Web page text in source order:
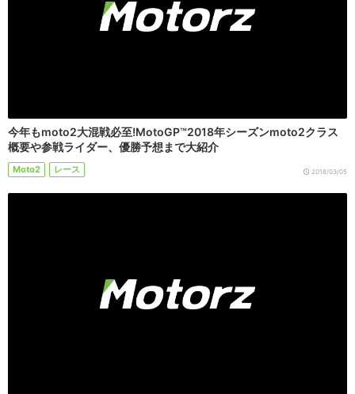
今年もmoto2大混戦必至!MotoGP™2018年シーズンmoto2クラス
概要や参戦ライダー、優勝予想まで大紹介
Moto2 レース 2018/03/05